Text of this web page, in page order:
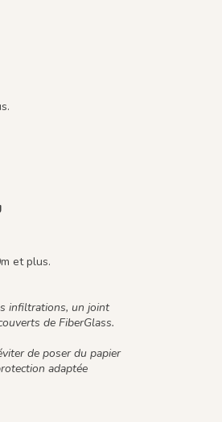
et plus.
infiltrations, un joint
de FiberGlass.
de poser du papier
adaptée